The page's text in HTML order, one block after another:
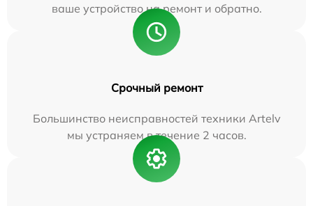
ваше устройство на ремонт и обратно.
Срочный ремонт
Большинство неисправностей техники Artelv
мы устраняем в течение 2 часов.